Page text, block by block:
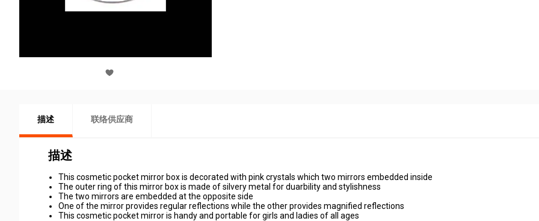
描述 联络供应商
描述
This cosmetic pocket mirror box is decorated with pink crystals which two mirrors embedded inside
The outer ring of this mirror box is made of silvery metal for duarbility and stylishness
The two mirrors are embedded at the opposite side
One of the mirror provides regular reflections while the other provides magnified reflections
This cosmetic pocket mirror is handy and portable for girls and ladies of all ages